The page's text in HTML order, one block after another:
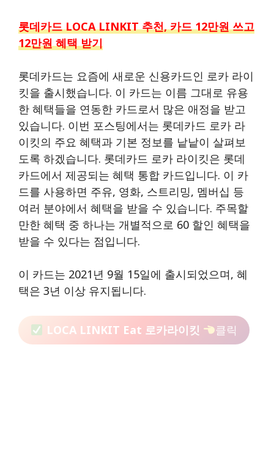
롯데카드 LOCA LINKIT 추천, 카드 12만원 쓰고
12만원 혜택 받기
롯데카드는 요즘에 새로운 신용카드인 로카 라이
킷을 출시했습니다. 이 카드는 이름 그대로 유용
한 혜택들을 연동한 카드로서 많은 애정을 받고
있습니다. 이번 포스팅에서는 롯데카드 로카 라
이킷의 주요 혜택과 기본 정보를 낱낱이 살펴보
도록 하겠습니다. 롯데카드 로카 라이킷은 롯데
카드에서 제공되는 혜택 통합 카드입니다. 이 카
드를 사용하면 주유, 영화, 스트리밍, 멤버십 등
여러 분야에서 혜택을 받을 수 있습니다. 주목할
만한 혜택 중 하나는 개별적으로 60 할인 혜택을
받을 수 있다는 점입니다.
이 카드는 2021년 9월 15일에 출시되었으며, 혜
택은 3년 이상 유지됩니다.
LOCA LINKIT Eat 로카라이킷 클릭